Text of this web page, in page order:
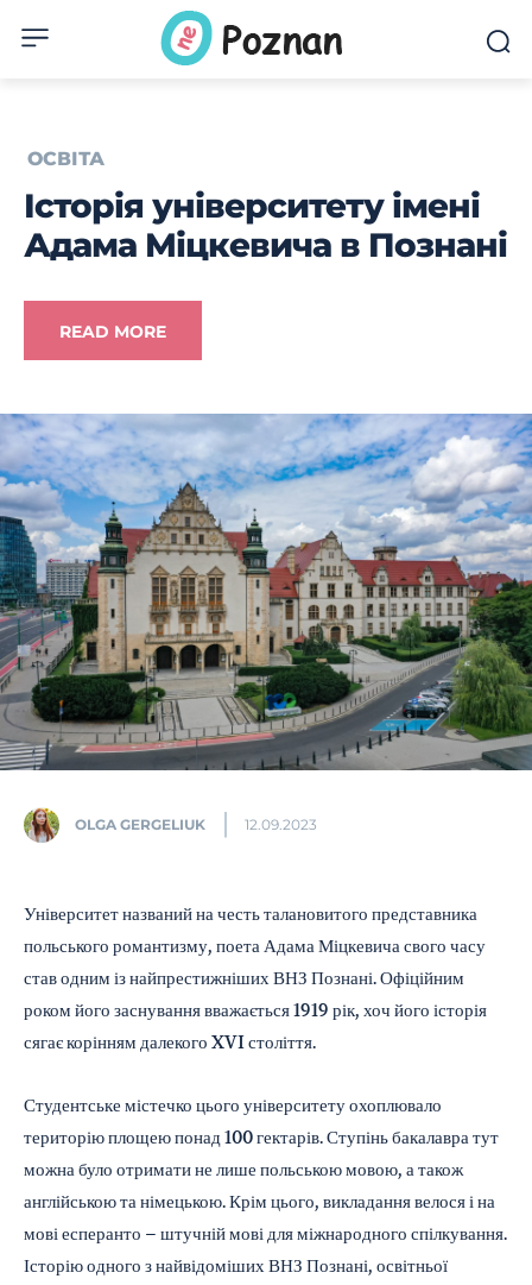
ОСВІТА
Історія університету імені
Адама Міцкевича в Познані
READ MORE
OLGA GERGELIUK 12.09.2023
Університет названий на честь талановитого представника
польського романтизму, поета Адама Міцкевича свого часу
став одним із найпрестижніших ВНЗ Познані. Офіційним
роком його заснування вважається 1919 рік, хоч його історія
сягає корінням далекого XVI століття.
Студентське містечко цього університету охоплювало
територію площею понад 100 гектарів. Ступінь бакалавра тут
можна було отримати не лише польською мовою, а також
англійською та німецькою. Крім цього, викладання велося і на
мові есперанто – штучній мові для міжнародного спілкування.
Історію одного з найвідоміших ВНЗ Познані, освітньої